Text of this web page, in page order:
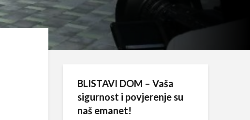
BLISTAVI DOM – Vaša
sigurnost i povjerenje su
naš emanet!